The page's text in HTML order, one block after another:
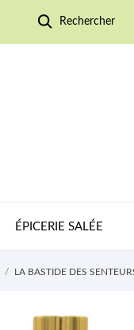
Rechercher
ÉPICERIE SALÉE
LA BASTIDE DES